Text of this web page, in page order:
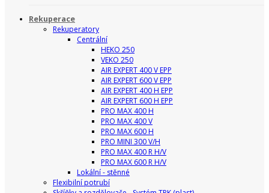
Rekuperace
Rekuperatory
Centrální
HEKO 250
VEKO 250
AIR EXPERT 400 V EPP
AIR EXPERT 600 V EPP
AIR EXPERT 400 H EPP
AIR EXPERT 600 H EPP
PRO MAX 400 H
PRO MAX 400 V
PRO MAX 600 H
PRO MINI 300 V/H
PRO MAX 400 R H/V
PRO MAX 600 R H/V
Lokální - stěnné
Flexibilní potrubí